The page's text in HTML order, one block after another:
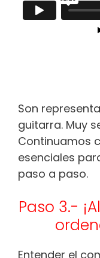
Son
guitarra. Muy
Continuamos
esenciales
paso a paso.
Paso 3.-
Entender el